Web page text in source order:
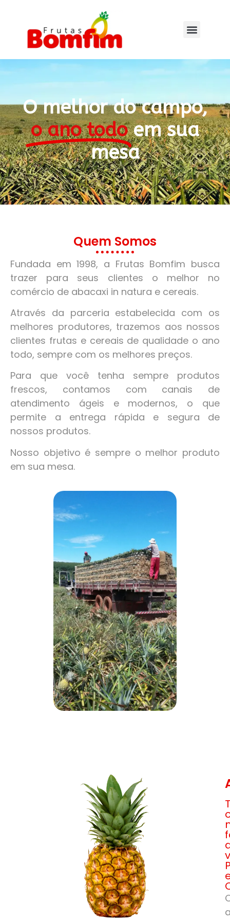
O melhor do campo,
o ano todo em sua
mesa
Quem Somos
Fundada em 1998, a Frutas Bomfim busca
trazer para seus clientes o melhor no
comércio de abacaxi in natura e cereais.
Através da parceria estabelecida com os
melhores produtores, trazemos aos nossos
clientes frutas e cereais de qualidade o ano
todo, sempre com os melhores preços.
Para que você tenha sempre produtos
frescos, contamos com canais de
atendimento ágeis e modernos, o que
permite a entrega rápida e segura de
nossos produtos.
Nosso objetivo é sempre o melhor produto
em sua mesa.